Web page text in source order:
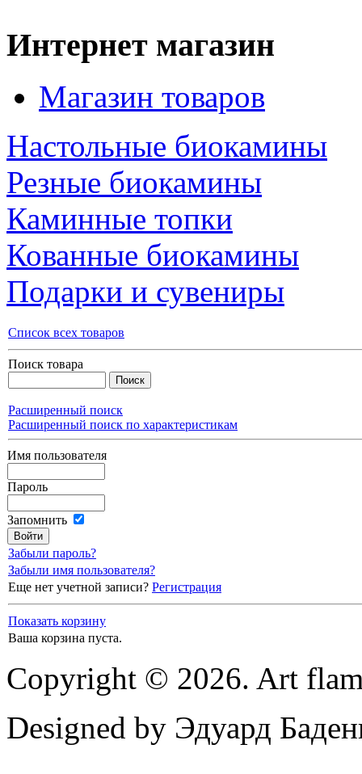
Интернет магазин
Магазин товаров
Настольные биокамины
Резные биокамины
Каминные топки
Кованные биокамины
Подарки и сувениры
Список всех товаров
Поиск товара
Расширенный поиск
Расширенный поиск по характеристикам
Имя пользователя
Пароль
Запомнить
Забыли пароль?
Забыли имя пользователя?
Еще нет учетной записи? Регистрация
Показать корзину
Ваша корзина пуста.
Copyright © 2026. Art
Designed by Эдуард